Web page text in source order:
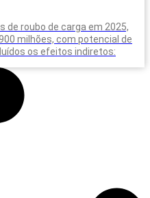
de roubo de carga em 2025,
milhões, com potencial de
os efeitos indiretos: